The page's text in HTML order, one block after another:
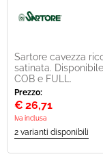
Sartore cavezza
satinata.
COB e FULL.
Prezzo:
€ 26,71
Iva inclusa